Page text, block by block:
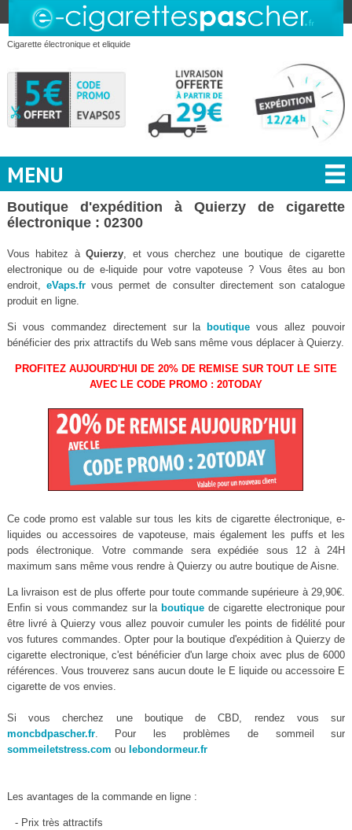
Cigarette électronique et eliquide
MENU
Boutique d'expédition à Quierzy de cigarette
électronique : 02300
Vous habitez àQuierzy , et vous cherchez une boutique de cigarette
electronique ou de e-liquide pour votre vapoteuse ? Vous êtes au bon
endroit,eVaps.fr vous permet de consulter directement son catalogue
produit en ligne.
Si vous commandez directement sur la boutique vous allez pouvoir
bénéficier des prix attractifs du Web sans même vous déplacer à Quierzy.
PROFITEZ AUJOURD'HUI DE 20% DE REMISE SUR TOUT LE SITE
AVEC LE CODE PROMO : 20TODAY
Ce code promo est valable sur tous les kits de cigarette électronique, e-
liquides ou accessoires de vapoteuse, mais également les puffs et les
pods électronique. Votre commande sera expédiée sous 12 à 24H
maximum sans même vous rendre à Quierzy ou autre boutique de Aisne.
La livraison est de plus offerte pour toute commande supérieure à 29,90€.
Enfin si vous commandez sur la boutique de cigarette electronique pour
être livré à Quierzy vous allez pouvoir cumuler les points de fidélité pour
vos futures commandes. Opter pour la boutique d'expédition à Quierzy de
cigarette electronique, c'est bénéficier d'un large choix avec plus de 6000
références. Vous trouverez sans aucun doute le E liquide ou accessoire E
cigarette de vos envies.
Si vous cherchez une boutique de CBD, rendez vous sur
moncbdpascher.fr. Pour les problèmes de sommeil sur
sommeiletstress.com ou lebondormeur.fr
Les avantages de la commande en ligne :
- Prix très attractifs